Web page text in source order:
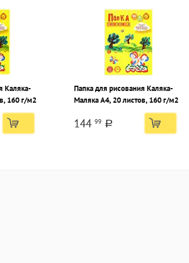
Каляка-
160 г/м2
Папка для рисования Каляка-
Маляка А4, 20 листов, 160 г/м2
144 99 a